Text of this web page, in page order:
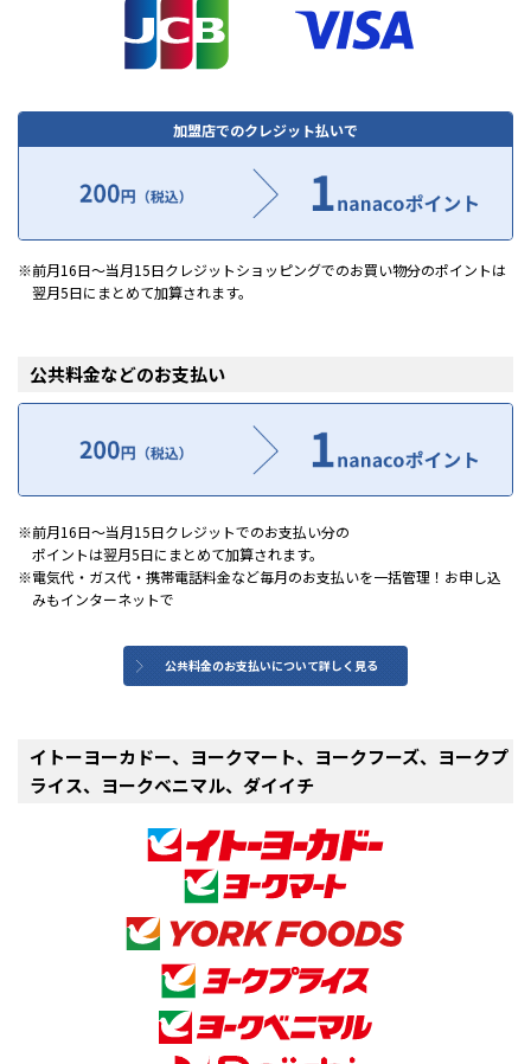
加盟店でのクレジット払いで
前月16日～当月15日クレジットショッピングでのお買い物分のポイントは
翌月5日にまとめて加算されます。
公共料金などのお支払い
前月16日～当月15日クレジットでのお支払い分の
ポイントは翌月5日にまとめて加算されます。
電気代・ガス代・携帯電話料金など毎月のお支払いを一括管理！お申し込
みもインターネットで
公共料金のお支払いについて詳しく見る
イトーヨーカドー、ヨークマート、ヨークフーズ、ヨークプ
ライス、ヨークベニマル、ダイイチ